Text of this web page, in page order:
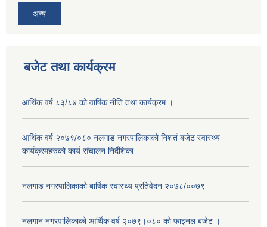
अन्य
बजेट तथा कार्यक्रम
आर्थिक वर्ष ८३/८४ को वार्षिक नीति तथा कार्यक्रम ।
आर्थिक वर्ष २०७९/०८० नलगाड नगरपालिकाको निशर्त बजेट स्वास्थ्य
कार्यक्रमहरुको कार्य संचालन निर्देशिका
नलगाड नगरपालिकाको बार्षिक स्वास्थ्य प्रतिवेदन २०७८/००७९
नलगान नगरपालिकाको आर्थिक वर्ष २०७९।०८० को फाइनल बजेट ।